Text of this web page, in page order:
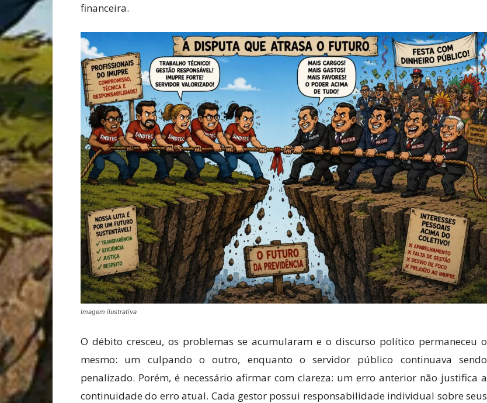
financeira.
Imagem ilustrativa
O débito cresceu, os problemas se acumularam e o discurso político permaneceu o
mesmo: um culpando o outro, enquanto o servidor público continuava sendo
penalizado. Porém, é necessário afirmar com clareza: um erro anterior não justifica a
continuidade do erro atual. Cada gestor possui responsabilidade individual sobre seus